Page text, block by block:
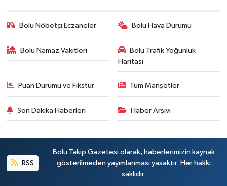
Bolu Nöbetçi Eczaneler Bolu Hava Durumu
Bolu Namaz Vakitleri
Bolu Trafik Yoğunluk
Haritası
Puan Durumu ve Fikstür Tüm Manşetler
Son Dakika Haberleri Haber Arşivi
RSS
Bolu Takip Gazetesi olarak, haberlerimizin kaynak
gösterilmeden yayımlanması yasaktır. Her hakkı
saklıdır.